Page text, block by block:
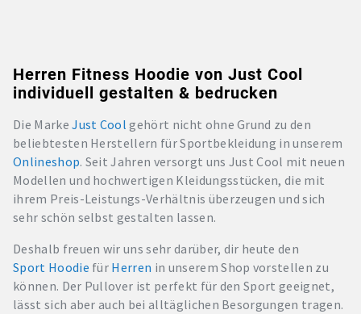
Herren Fitness Hoodie von Just Cool
individuell gestalten & bedrucken
Die MarkeJust Cool gehört nicht ohne Grund zu den
beliebtesten Herstellern für Sportbekleidung in unserem
Onlineshop. Seit Jahren versorgt uns Just Cool mit neuen
Modellen und hochwertigen Kleidungsstücken, die mit
ihrem Preis-Leistungs-Verhältnis überzeugen und sich
sehr schön selbst gestalten lassen.
Deshalb freuen wir uns sehr darüber, dir heute den
Sport Hoodie für Herren in unserem Shop vorstellen zu
können. Der Pullover ist perfekt für den Sport geeignet,
lässt sich aber auch bei alltäglichen Besorgungen tragen.